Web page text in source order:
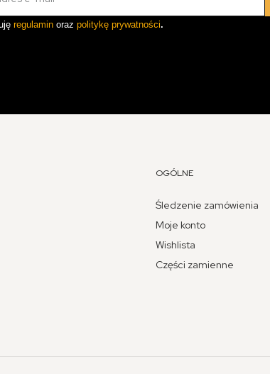
regulamin oraz politykę prywatności.
OGÓLNE
Śledzenie zamówienia
Moje konto
Wishlista
Części zamienne